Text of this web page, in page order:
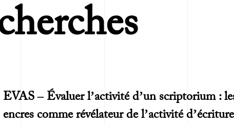
EVAS – Évaluer l’activité d’un scriptorium :
encres comme révélateur de l’activité d’écriture